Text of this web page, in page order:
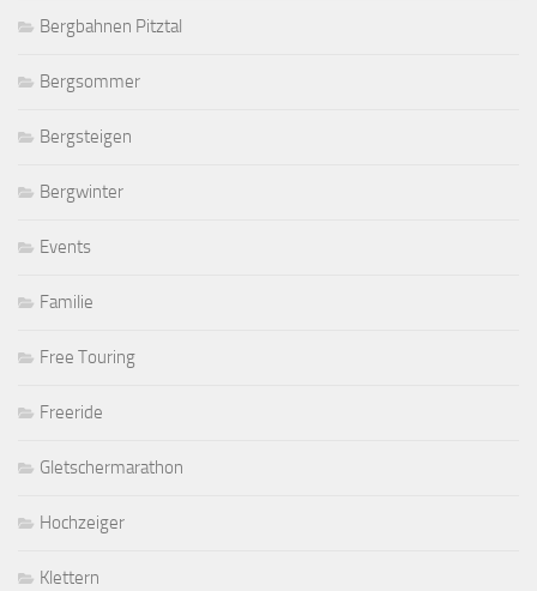
Bergbahnen Pitztal
Bergsommer
Bergsteigen
Bergwinter
Events
Familie
Free Touring
Freeride
Gletschermarathon
Hochzeiger
Klettern